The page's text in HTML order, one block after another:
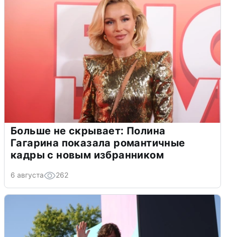
Больше не скрывает: Полина
Гагарина показала романтичные
кадры с новым избранником
6 августа 262